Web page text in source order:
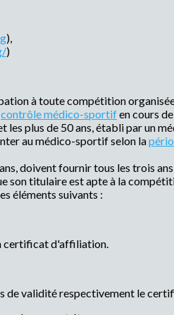
),
)
à toute compétition
contrôle médico-sportifen cours
les plus de 50 ans, établi par un
au médico-sportif selon la
doivent fournir tous les trois
son titulaire est apte à la
éléments suivants :
d'affiliation.
respectivement le